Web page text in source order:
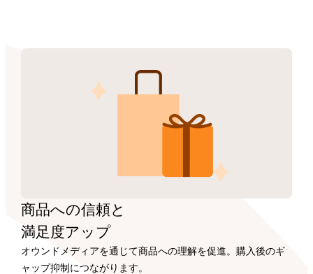
商品への信頼と
満足度アップ
オウンドメディアを通じて商品への理解を促進。購入後のギ
ャップ抑制につながります。